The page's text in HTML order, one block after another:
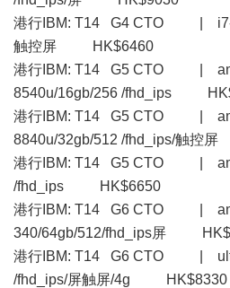
港行IBM: T14 G4 CTO | i7-
触控屏 HK$6460
港行IBM: T14 G5 CTO |
8540u/16gb/256 /fhd_ips
港行IBM: T14 G5 CTO |
8840u/32gb/512 /fhd_ips/触
港行IBM: T14 G5 CTO | amd
/fhd_ips HK$6650
港行IBM: T14 G6 CTO |
340/64gb/512/fhd_ips屏
港行IBM: T14 G6 CTO |
/fhd_ips/屏触屏/4g HK$8330